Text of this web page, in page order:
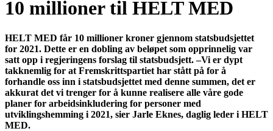
10 millioner til HELT MED
HELT MED får 10 millioner kroner gjennom statsbudsjettet
for 2021. Dette er en dobling av beløpet som opprinnelig var
satt opp i regjeringens forslag til statsbudsjett. –Vi er dypt
takknemlig for at Fremskrittspartiet har stått på for å
forhandle oss inn i statsbudsjettet med denne summen, det er
akkurat det vi trenger for å kunne realisere alle våre gode
planer for arbeidsinkludering for personer med
utviklingshemming i 2021, sier Jarle Eknes, daglig leder i HELT
MED.